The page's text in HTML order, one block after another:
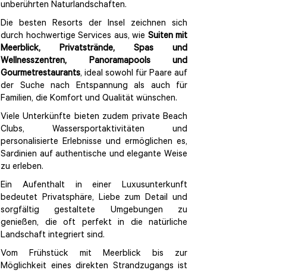
unberührten Naturlandschaften.
Die besten Resorts der Insel zeichnen sich
durch hochwertige Services aus, wie Suiten mit
Meerblick, Privatstrände, Spas und
Wellnesszentren, Panoramapools und
Gourmetrestaurants, ideal sowohl für Paare auf
der Suche nach Entspannung als auch für
Familien, die Komfort und Qualität wünschen.
Viele Unterkünfte bieten zudem private Beach
Clubs, Wassersportaktivitäten und
personalisierte Erlebnisse und ermöglichen es,
Sardinien auf authentische und elegante Weise
zu erleben.
Ein Aufenthalt in einer Luxusunterkunft
bedeutet Privatsphäre, Liebe zum Detail und
sorgfältig gestaltete Umgebungen zu
genießen, die oft perfekt in die natürliche
Landschaft integriert sind.
Vom Frühstück mit Meerblick bis zur
Möglichkeit eines direkten Strandzugangs ist